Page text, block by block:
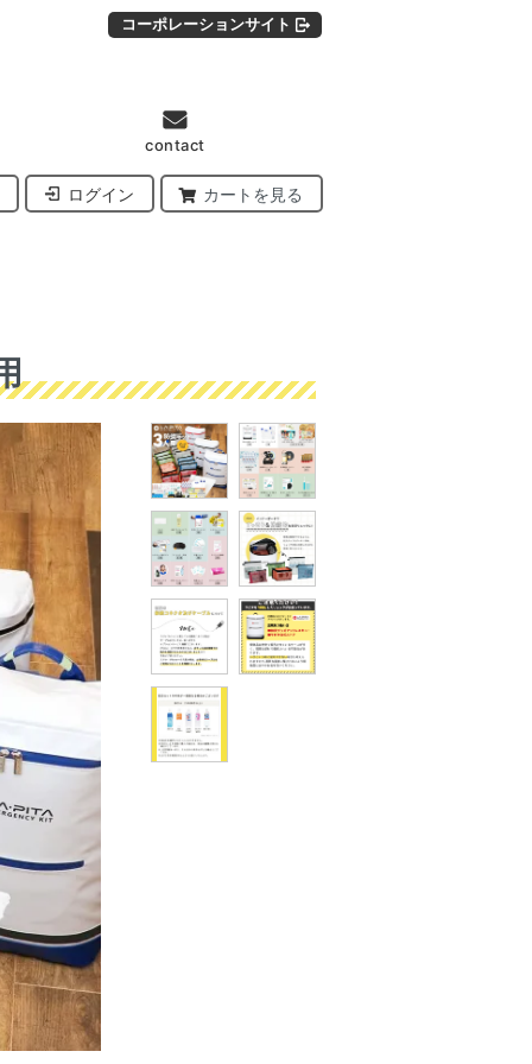
コーポレーションサイト
contact
ログイン カートを見る